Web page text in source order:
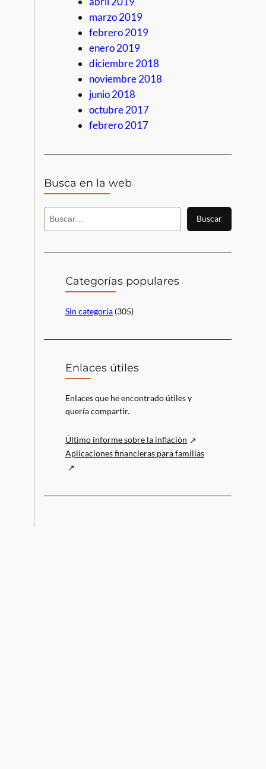
marzo 2019
febrero 2019
enero 2019
diciembre 2018
noviembre 2018
junio 2018
octubre 2017
febrero 2017
Busca en la web
B
c
Buscar
Categorías populares
Sin categoría (305)
Enlaces útiles
Enlaces que he encontrado útiles y
quería compartir.
Último informe sobre la inflación
Aplicaciones financieras para familias